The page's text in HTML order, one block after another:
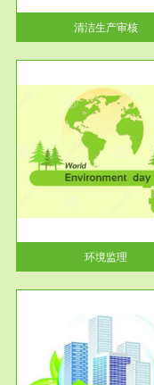
清洁生产审核
营活...
环境监理
服务范围
VOCs在线监
根据《重点区域大气
治“十二五”规划》有机
率达...
服务范围